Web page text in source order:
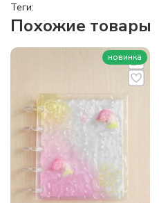
Теги:
Похожие товары
новинка